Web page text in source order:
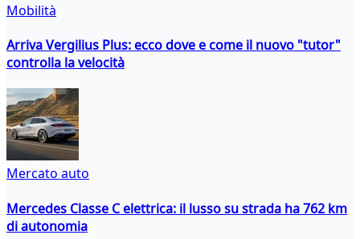
Mobilità
Arriva Vergilius Plus: ecco dove e come il nuovo "tutor"
controlla la velocità
Mercato auto
Mercedes Classe C elettrica: il lusso su strada ha 762 km
di autonomia